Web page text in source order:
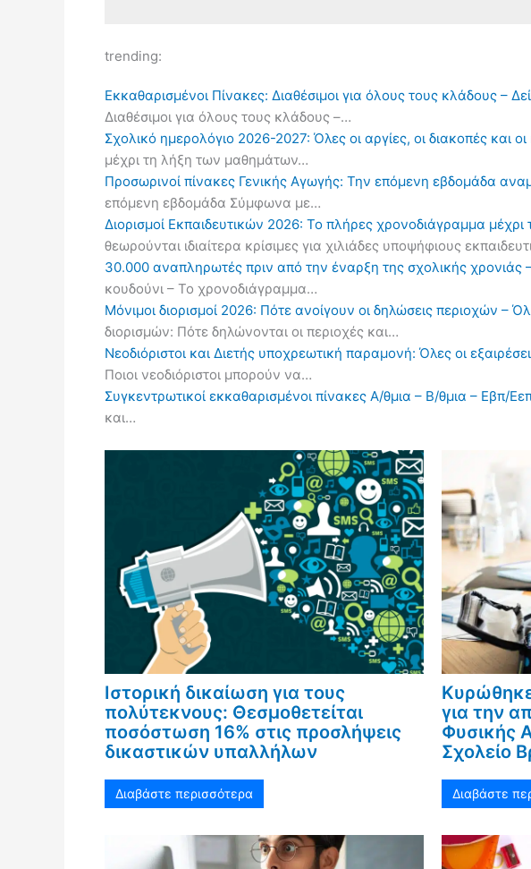
trending:
Εκκαθαρισμένοι Πίνακες: Διαθέσιμοι για όλους τους κλάδους –
Διαθέσιμοι για όλους τους κλάδους –…
Σχολικό ημερολόγιο 2026-2027: Όλες οι αργίες, οι διακοπές και
μέχρι τη λήξη των μαθημάτων…
Προσωρινοί πίνακες Γενικής Αγωγής: Την επόμενη εβδομάδα
επόμενη εβδομάδα Σύμφωνα με…
Διορισμοί Εκπαιδευτικών 2026: Το πλήρες χρονοδιάγραμμα
θεωρούνται ιδιαίτερα κρίσιμες για χιλιάδες υποψήφιους
30.000 αναπληρωτές πριν από την έναρξη της σχολικής
κουδούνι – Το χρονοδιάγραμμα…
Μόνιμοι διορισμοί 2026: Πότε ανοίγουν οι δηλώσεις περιοχών
διορισμών: Πότε δηλώνονται οι περιοχές και…
Νεοδιόριστοι και Διετής υποχρεωτική παραμονή: Όλες οι
Ποιοι νεοδιόριστοι μπορούν να…
Συγκεντρωτικοί εκκαθαρισμένοι πίνακες Α/θμια – Β/θμια – Εβπ/
και…
Ιστορική δικαίωση για τους
πολύτεκνους: Θεσμοθετείται
ποσόστωση 16% στις προσλήψεις
δικαστικών υπαλλήλων
Διαβάστε περισσότερα
Κυρώθηκε
για την
Φυσικής
Σχολείο
Διαβάστε